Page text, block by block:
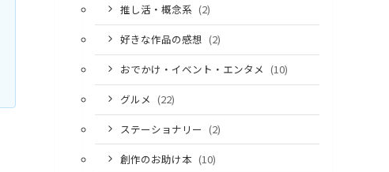
推し活・概念系 (2)
好きな作品の感想 (2)
おでかけ・イベント・エンタメ (10)
グルメ (22)
ステーショナリー (2)
創作のお助け本 (10)